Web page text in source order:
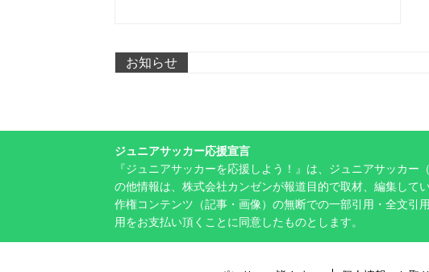
お知らせ
ジュニアサッカー応援宣言
『ジュニアサッカーを応援しよう！』は、ジュニアサッカ
の他情報は、株式会社カンゼンが報道目的で取材、編集して
作権コンテンツ（記事・画像）の無断での一部引用・全文引
用をお支払い頂くことに同意したものとします。